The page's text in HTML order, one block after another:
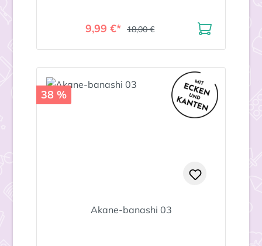
9,99 €* 18,00 €
38 %
Akane-banashi 03